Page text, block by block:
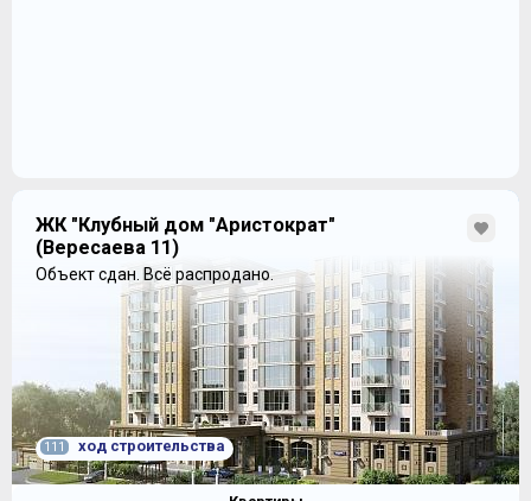
ЖК "Клубный дом "Аристократ"
(Вересаева 11)
Объект сдан. Всё распродано.
111 ход строительства